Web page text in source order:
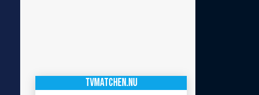
TVMATCHEN.NU